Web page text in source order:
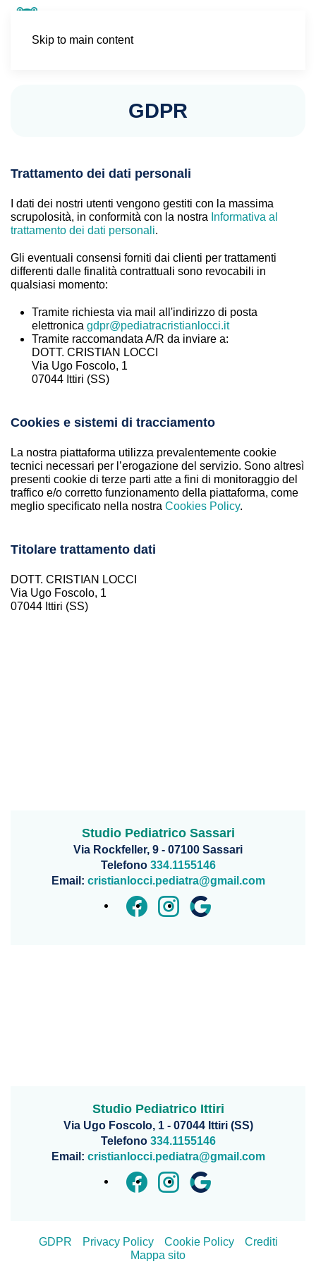
Skip to main content
GDPR
Trattamento dei dati personali
I dati dei nostri utenti vengono gestiti con la massima
scrupolosità, in conformità con la nostra Informativa al
trattamento dei dati personali.
Gli eventuali consensi forniti dai clienti per trattamenti
differenti dalle finalità contrattuali sono revocabili in
qualsiasi momento:
Tramite richiesta via mail all'indirizzo di posta
elettronica gdpr@pediatracristianlocci.it
Tramite raccomandata A/R da inviare a:
DOTT. CRISTIAN LOCCI
Via Ugo Foscolo, 1
07044 Ittiri (SS)
Cookies e sistemi di tracciamento
La nostra piattaforma utilizza prevalentemente cookie
tecnici necessari per l’erogazione del servizio. Sono altresì
presenti cookie di terze parti atte a fini di monitoraggio del
traffico e/o corretto funzionamento della piattaforma, come
meglio specificato nella nostra Cookies Policy.
Titolare trattamento dati
DOTT. CRISTIAN LOCCI
Via Ugo Foscolo, 1
07044 Ittiri (SS)
Studio Pediatrico Sassari
Via Rockfeller, 9 - 07100 Sassari
Telefono 334.1155146
Email: cristianlocci.pediatra@gmail.com
Studio Pediatrico Ittiri
Via Ugo Foscolo, 1 - 07044 Ittiri (SS)
Telefono 334.1155146
Email: cristianlocci.pediatra@gmail.com
GDPR Privacy Policy Cookie Policy
Crediti
Mappa sito